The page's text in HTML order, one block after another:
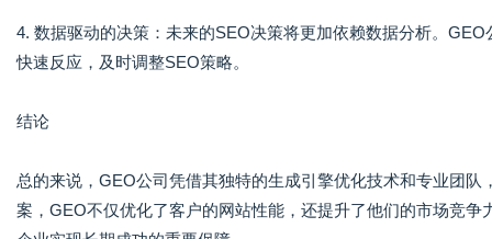
4. 数据驱动的决策：未来的SEO决策将更加依赖数据分析。
快速反应，及时调整SEO策略。
结论
总的来说，GEO公司凭借其独特的生成引擎优化技术和专业团
案，GEO不仅优化了客户的网站性能，还提升了他们的市场竞